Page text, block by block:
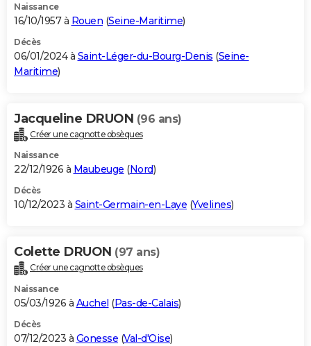
Naissance
16/10/1957 à Rouen (Seine-Maritime)
Décès
06/01/2024 à Saint-Léger-du-Bourg-Denis (Seine-
Maritime)
Jacqueline DRUON (96 ans)
Créer une cagnotte obsèques
Naissance
22/12/1926 à Maubeuge (Nord)
Décès
10/12/2023 à Saint-Germain-en-Laye (Yvelines)
Colette DRUON (97 ans)
Créer une cagnotte obsèques
Naissance
05/03/1926 à Auchel (Pas-de-Calais)
Décès
07/12/2023 à Gonesse (Val-d'Oise)